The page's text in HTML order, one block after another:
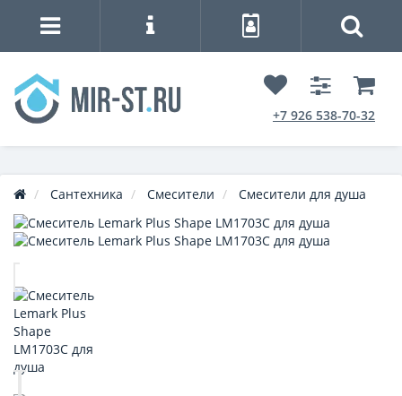
+7 926 538-70-32
Сантехника Смесители Смесители для душа